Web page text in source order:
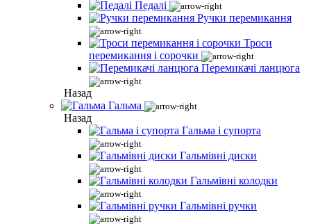
Педалі
Ручки перемикання
Троси
перемикання і сорочки
Перемикачі ланцюга
Назад
Гальма
Назад
Гальма і супорта
Гальмівні диски
Гальмівні колодки
Гальмівні ручки